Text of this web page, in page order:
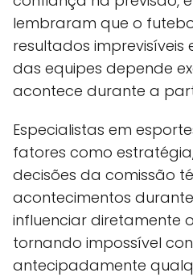
lembraram que o
resultados imprevisíveis
das equipes depende
acontece durante a
Especialistas em
fatores como
decisões da comissão
acontecimentos
influenciar diretamente
tornando impossível
antecipadamente